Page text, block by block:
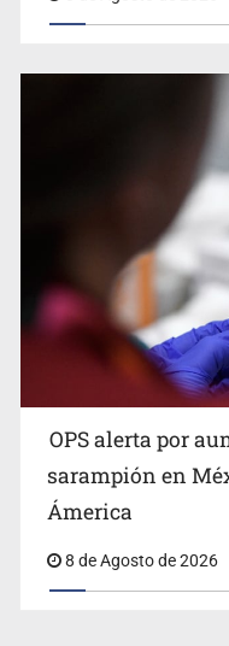
OPS alerta por
sarampión en
Ámerica
8 de Agosto de 2026